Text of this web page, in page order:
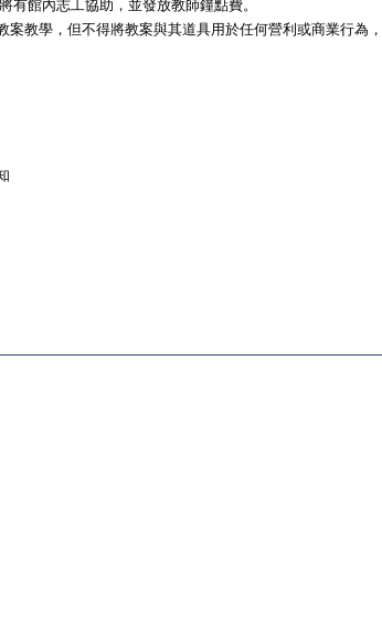
有館內志工協助，並發放教師鐘點費。
案教學， 但不得將教案與其道具用於任何營利或商業行為，